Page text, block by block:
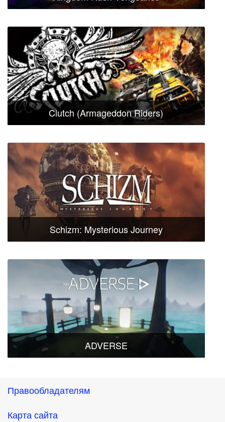
Clutch (Armageddon Riders)
Schizm: Mysterious Journey
ADVERSE
Правообладателям
Карта сайта